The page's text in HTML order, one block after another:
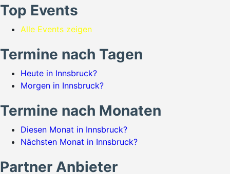
Top Events
Alle Events zeigen
Termine nach Tagen
Heute in Innsbruck?
Morgen in Innsbruck?
Termine nach Monaten
Diesen Monat in Innsbruck?
Nächsten Monat in Innsbruck?
Partner Anbieter